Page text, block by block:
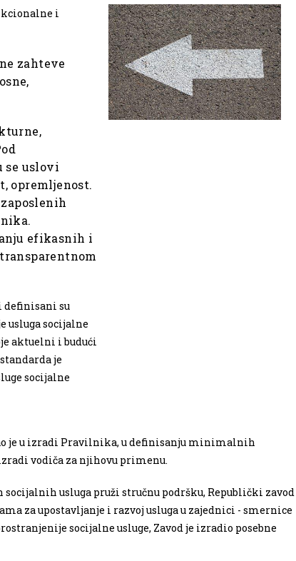
i
zahteve
se uslovi
opremljenost.
efikasnih i
definisani su
usluga socijalne
aktuelni i budući
je
socijalne
je u izradi Pravilnika, u definisanju minimalnih
vodiča za njihovu primenu.
usluga pruži stručnu podršku, Republički zavod
za upostavljanje i razvoj usluga u zajednici - smernice
socijalne usluge, Zavod je izradio posebne